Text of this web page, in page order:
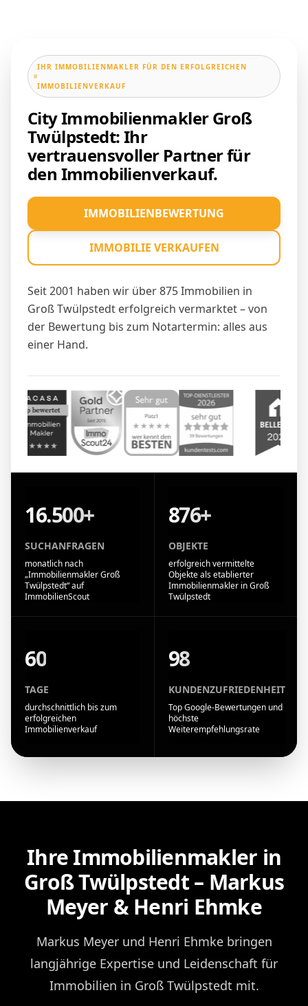
IHR IMMOBILIENMAKLER FÜR DEN ERFOLGREICHEN
IMMOBILIENVERKAUF
City Immobilienmakler Groß
Twülpstedt: Ihr
vertrauensvoller Partner für
den Immobilienverkauf.
Seit 2001 haben wir über 875 Immobilien in
Groß Twülpstedt erfolgreich vermarktet – von
der Bewertung bis zum Notartermin: alles aus
einer Hand.
IMMOBILIENBEWERTUNG
IMMOBILIE VERKAUFEN
16.500+
SUCHANFRAGEN
monatlich nach
„Immobilienmakler Groß
Twülpstedt“ auf
ImmobilienScout
876+
OBJEKTE
erfolgreich vermittelte
Objekte als etablierter
Immobilienmakler in Groß
Twülpstedt
60
TAGE
durchschnittlich bis zum
erfolgreichen
Immobilienverkauf
98
KUNDENZUFRIEDENHEIT
Top Google-Bewertungen und
höchste
Weiterempfehlungsrate
Ihre Immobilienmakler in
Groß Twülpstedt – Markus
Meyer & Henri Ehmke
Markus Meyer und Henri Ehmke bringen
langjährige Expertise und Leidenschaft für
Immobilien in Groß Twülpstedt mit.